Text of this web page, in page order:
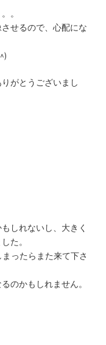
。
せるので、心配にな
がとうございまし
しれないし、大きく
た。
ったらまた来て下さ
のかもしれません。